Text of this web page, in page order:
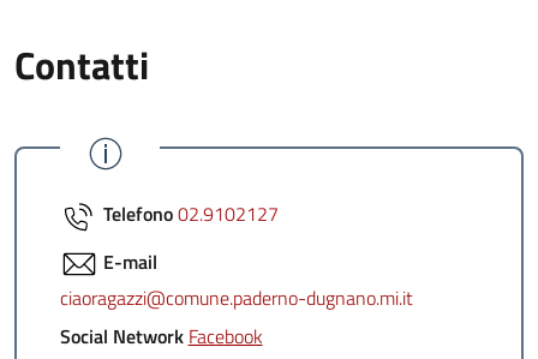
Contatti
Telefono02.9102127
E-mail
ciaoragazzi@comune.paderno-dugnano.mi.it
Social Network Facebook